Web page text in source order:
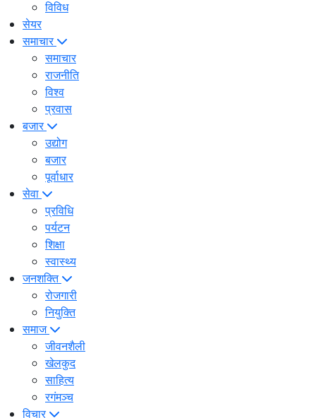
विविध
सेयर
समाचार
समाचार
राजनीति
विश्व
प्रवास
बजार
उद्योग
बजार
पूर्वाधार
सेवा
प्रविधि
पर्यटन
शिक्षा
स्वास्थ्य
जनशक्ति
रोजगारी
नियुक्ति
समाज
जीवनशैली
खेलकुद
साहित्य
रगंमञ्च
विचार